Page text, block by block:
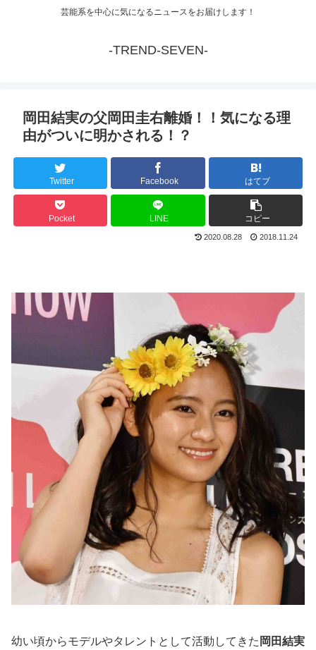
芸能系を中心に気になるニュースをお届けします！
-TREND-SEVEN-
岡田結実の父岡田圭右離婚！！気になる理
由がついに明かされる！？
Twitter Facebook はてブ
Pocket LINE コピー
2020.08.28 2018.11.24
幼い頃からモデルやタレントとして活動してきた 岡田結実